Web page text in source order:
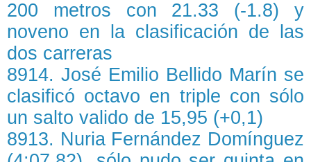
200 metros con 21.33 (-1.8) y
noveno en la clasificación de las
dos carreras
8914. José Emilio Bellido Marín se
clasificó octavo en triple con sólo
un salto valido de 15,95 (+0,1)
8913. Nuria Fernández Domínguez